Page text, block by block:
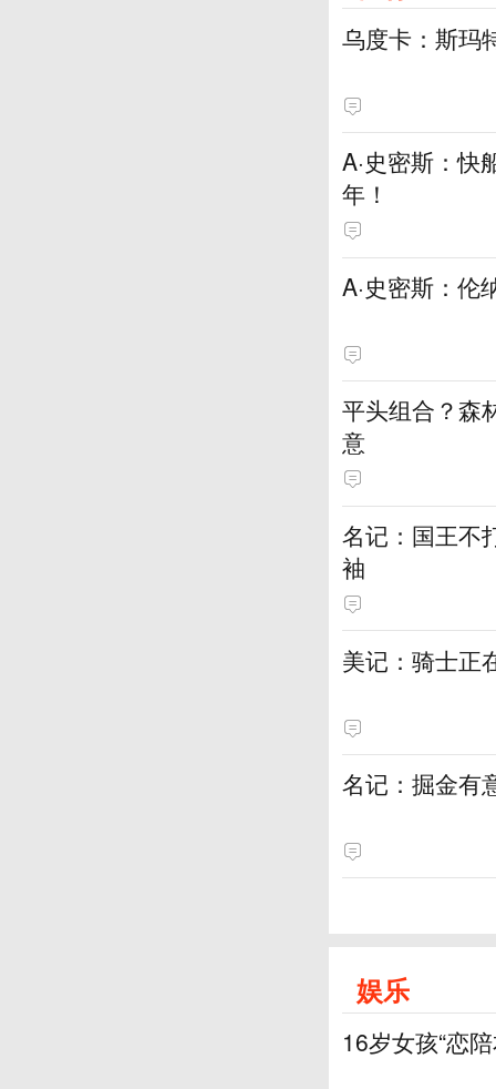
乌度卡：斯玛
A·史密斯：快
年！
A·史密斯：伦
平头组合？森
意
名记：国王不
袖
美记：骑士正
名记：掘金有
娱乐
16岁女孩“恋